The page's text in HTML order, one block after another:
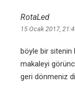
RotaLed
15 Ocak 2017,
böyle bir sitenin
makaleyi
geri dönmeniz